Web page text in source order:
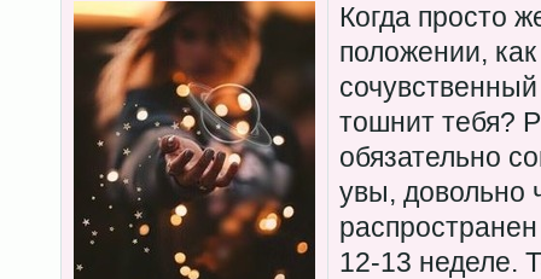
Когда просто
положении,
тошнит тебя?
обязательно
увы, довольно
12-13 неделе.